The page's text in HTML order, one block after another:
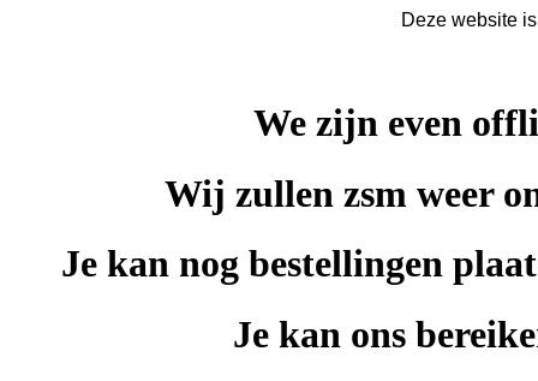
Deze website
We zijn even
Wij zullen zsm weer
Je kan nog bestellingen
Je kan ons